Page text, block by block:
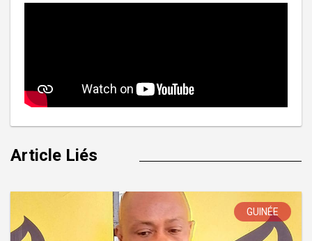
Article Liés
GUINÉE